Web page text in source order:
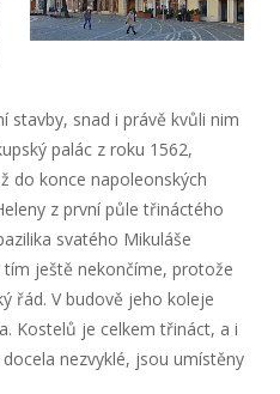
stavby, snad i právě kvůli nim
palác z roku 1562,
do konce napoleonských
z první půle třináctého
svatého Mikuláše
ještě nekončíme, protože
řád. V budově jeho koleje
Kostelů je celkem třináct, a i
nezvyklé, jsou umístěny